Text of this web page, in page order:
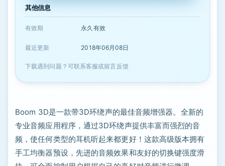
其他信息
有效期 永久有效
最近更新 2018年06月08日
下载遇到问题？可联系客服或留言反馈
Boom 3D是一款带3D环绕声的最佳音频增强器。全新的
专业音频应用程序，通过3D环绕声提供丰富而强烈的音
频，使任何类型的耳机听起来都更好！这款高级版本拥有
手工均衡器预设，先进的音频效果和友好的切换键强度滑